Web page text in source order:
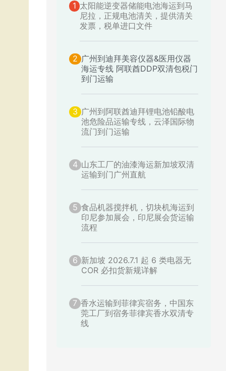
1 太阳能逆变器储能电池海运到马
尼拉，正规电池清关，提供清关
发票，税单进口文件
2 广州到迪拜美容仪器&医用仪器
海运专线 阿联酋DDP双清包税门
到门运输
3 广州到阿联酋迪拜锂电池铅酸电
池危险品运输专线，云泽国际物
流门到门运输
4 山东工厂的油漆海运新加坡双清
运输到门广州直航
5 食品机器搅拌机，切块机海运到
印尼参加展会，印尼展会货运输
流程
6 新加坡 2026.7.1 起 6 类电器无
COR 必扣货新规详解
7 香水运输到菲律宾宿务，中国东
莞工厂到宿务菲律宾香水双清专
线